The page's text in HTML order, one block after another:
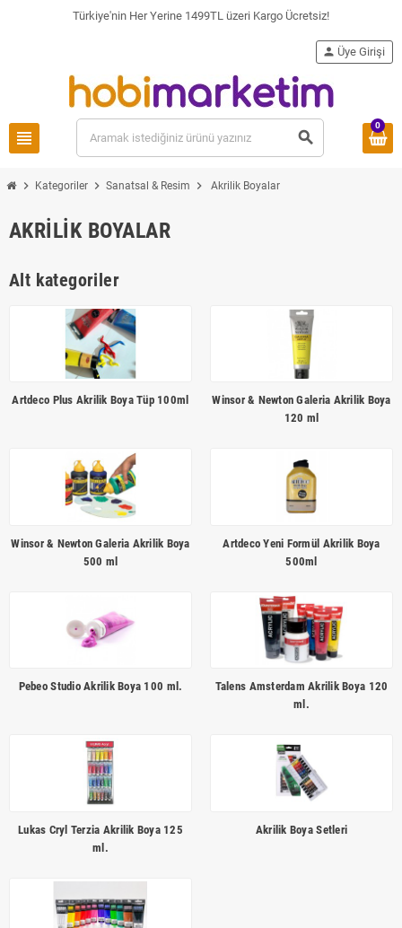
Türkiye'nin Her Yerine 1499TL üzeri Kargo Ücretsiz!
view_headline search
person Üye Girişi
0
chevron_right Kategoriler chevron_right Sanatsal & Resim chevron_right Akrilik Boyalar
AKRILIK BOYALAR
Alt kategoriler
Artdeco Plus Akrilik Boya Tüp 100ml
Winsor & Newton Galeria Akrilik Boya
120 ml
Winsor & Newton Galeria Akrilik Boya
500 ml
Artdeco Yeni Formül Akrilik Boya
500ml
Pebeo Studio Akrilik Boya 100 ml.
Talens Amsterdam Akrilik Boya 120
ml.
Lukas Cryl Terzia Akrilik Boya 125
ml.
Akrilik Boya Setleri